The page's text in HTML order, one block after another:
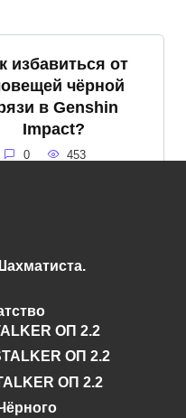
избавиться от
чёрной
в Genshin
Impact?
0 453
в Genshin
0
ОП 2.2
ОП 2.2
ОП 2.2